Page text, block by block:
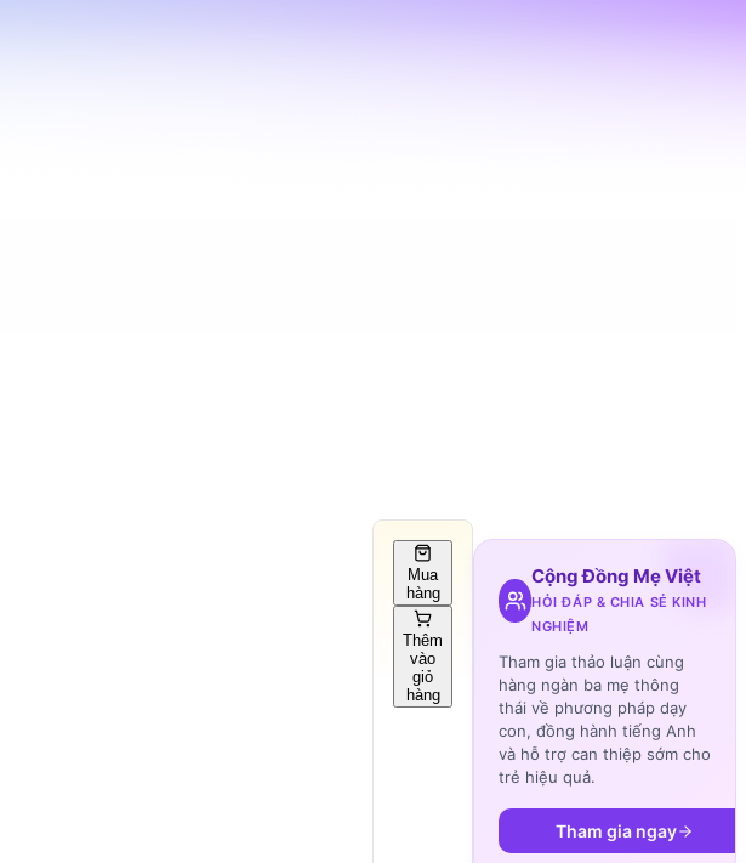
Mua
hàng
Thêm
vào
giỏ
hàng
Cộng Đồng Mẹ Việt
HỎI ĐÁP & CHIA SẺ KINH
NGHIỆM
Tham gia thảo luận cùng
hàng ngàn ba mẹ thông
thái về phương pháp dạy
con, đồng hành tiếng Anh
và hỗ trợ can thiệp sớm cho
trẻ hiệu quả.
Tham gia ngay